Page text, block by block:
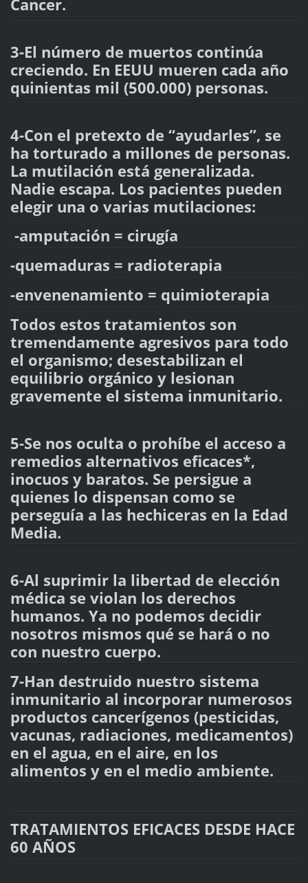
Cancer.
3-El número de muertos continúa
creciendo. En EEUU mueren cada año
quinientas mil (500.000) personas.
4-Con el pretexto de “ayudarles”, se
ha torturado a millones de personas.
La mutilación está generalizada.
Nadie escapa. Los pacientes pueden
elegir una o varias mutilaciones:
-amputación = cirugía
-quemaduras = radioterapia
-envenenamiento = quimioterapia
Todos estos tratamientos son
tremendamente agresivos para todo
el organismo; desestabilizan el
equilibrio orgánico y lesionan
gravemente el sistema inmunitario.
5-Se nos oculta o prohíbe el acceso a
remedios alternativos eficaces*,
inocuos y baratos. Se persigue a
quienes lo dispensan como se
perseguía a las hechiceras en la Edad
Media.
6-Al suprimir la libertad de elección
médica se violan los derechos
humanos. Ya no podemos decidir
nosotros mismos qué se hará o no
con nuestro cuerpo.
7-Han destruido nuestro sistema
inmunitario al incorporar numerosos
productos cancerígenos (pesticidas,
vacunas, radiaciones, medicamentos)
en el agua, en el aire, en los
alimentos y en el medio ambiente.
TRATAMIENTOS EFICACES DESDE HACE
60 AÑOS